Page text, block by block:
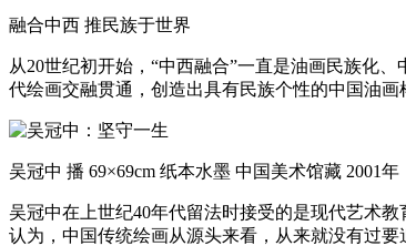
融合中西 推民族于世界
从20世纪初开始，“中西融合”一直是油画民族化
代绘画交融贯通，创造出具有民族个性的中国油
吴冠中 播 69×69cm 纸本水墨 中国美术馆藏 2001年
吴冠中在上世纪40年代留法时接受的是现代艺术
认为，中国传统绘画从源头来看，从来就没有过